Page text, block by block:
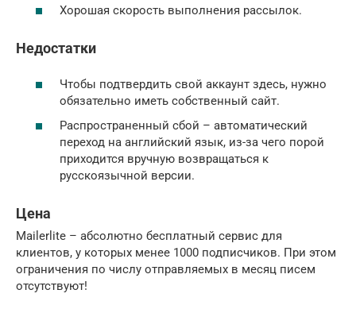
Хорошая скорость выполнения рассылок.
Недостатки
Чтобы подтвердить свой аккаунт здесь, нужно
обязательно иметь собственный сайт.
Распространенный сбой – автоматический
переход на английский язык, из-за чего порой
приходится вручную возвращаться к
русскоязычной версии.
Цена
Mailerlite – абсолютно бесплатный сервис для
клиентов, у которых менее 1000 подписчиков. При этом
ограничения по числу отправляемых в месяц писем
отсутствуют!